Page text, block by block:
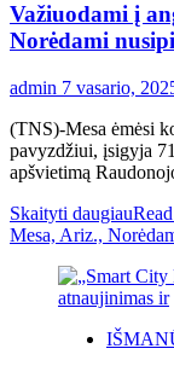
Važiuodami į
Norėdami
admin 7 vasario,
(TNS)-Mesa ėmėsi
pavyzdžiui, įsigyja
apšvietimą
Skaityti daugiau
Mesa, Ariz.,